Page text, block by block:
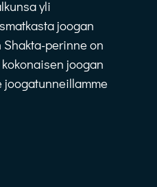
yli
joogan
perinne on
joogan
joogatunneillamme